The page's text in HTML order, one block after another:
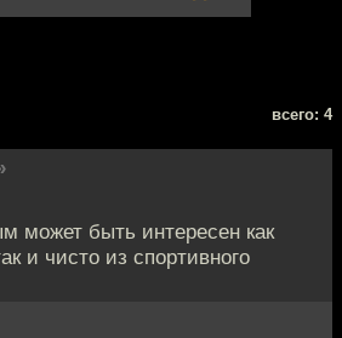
всего: 4
может быть интересен как
и чисто из спортивного